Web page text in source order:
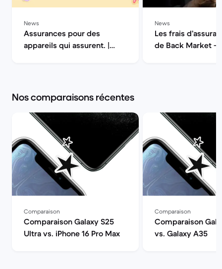
News
Assurances pour des
appareils qui assurent. |
News
Les frais
de Back Market
Nos comparaisons récentes
Comparaison
Comparaison Galaxy S25
Ultra vs. iPhone 16 Pro Max
Comparaison
Comparaison
vs. Galaxy A35